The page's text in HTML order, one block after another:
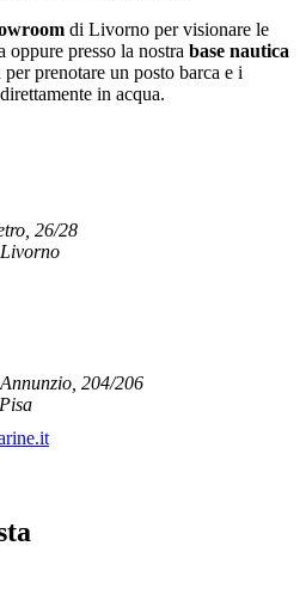
di Livorno per visionare le
presso la nostra base nautica
prenotare un posto barca e i
in acqua.
26/28
204/206